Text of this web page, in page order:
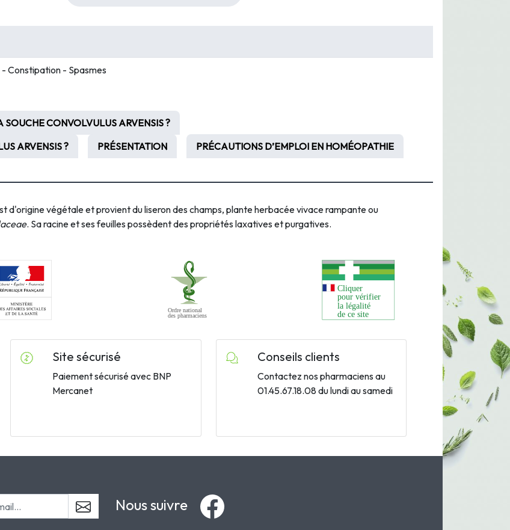
- Constipation - Spasmes
SOUCHE CONVOLVULUS ARVENSIS ?
ARVENSIS ?
PRÉSENTATION
PRÉCAUTIONS D’EMPLOI EN HOMÉOPATHIE
d'origine végétale et provient du liseron des champs, plante herbacée vivace rampante ou
. Sa racine et ses feuilles possèdent des propriétés laxatives et purgatives.
Site sécurisé
Paiement sécurisé avec BNP
Mercanet
Conseils clients
Contactez nos pharmaciens au
01.45.67.18.08 du lundi au samedi
Nous suivre